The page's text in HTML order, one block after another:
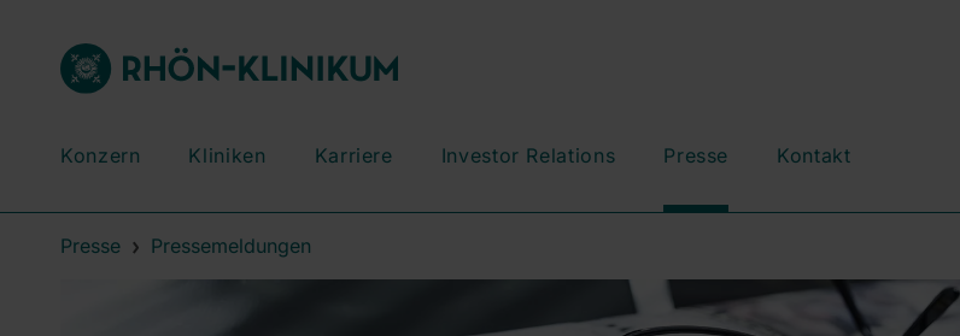
Konzern Kliniken Karriere Investor Relations Presse Kontakt
Presse Pressemeldungen